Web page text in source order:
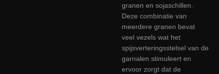
granen en sojaschillen.
Deze combinatie van
meerdere granen bevat
veel vezels wat het
spijsverteringsstelsel van de
garnalen stimuleert en
ervoor zorgt dat de